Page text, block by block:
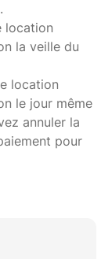
location
la veille du
location
le jour même
annuler la
pour